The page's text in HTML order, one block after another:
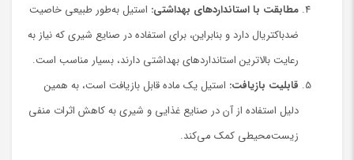
مطابقت با استانداردهای بهداشتی: استیل به‌طور طبیعی خاصیت
ضدباکتریال دارد و بنابراین، برای استفاده در صنایع شیری که نیاز به
رعایت بالاترین استانداردهای بهداشتی دارند، بسیار مناسب است.
قابلیت بازیافت: استیل یک ماده قابل بازیافت است، به همین
دلیل استفاده از آن در صنایع غذایی و شیری به کاهش اثرات منفی
زیست‌محیطی کمک می‌کند.